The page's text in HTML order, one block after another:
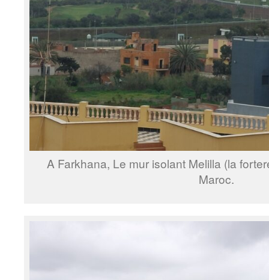
A Farkhana, Le mur isolant Melilla (la
Maroc.